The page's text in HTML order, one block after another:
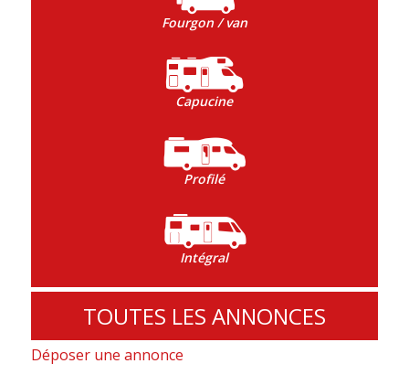
Fourgon / van
Capucine
Profilé
Intégral
TOUTES LES ANNONCES
Déposer une annonce